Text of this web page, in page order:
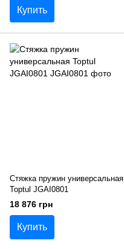
Купить
Стяжка пружин универсальная
Toptul JGAI0801
18 876 грн
Купить